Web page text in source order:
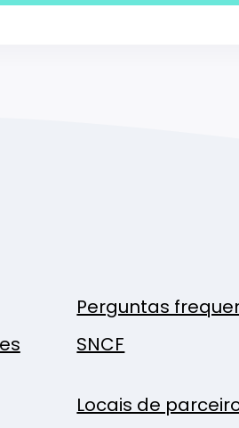
Perguntas
SNCF
Locais de